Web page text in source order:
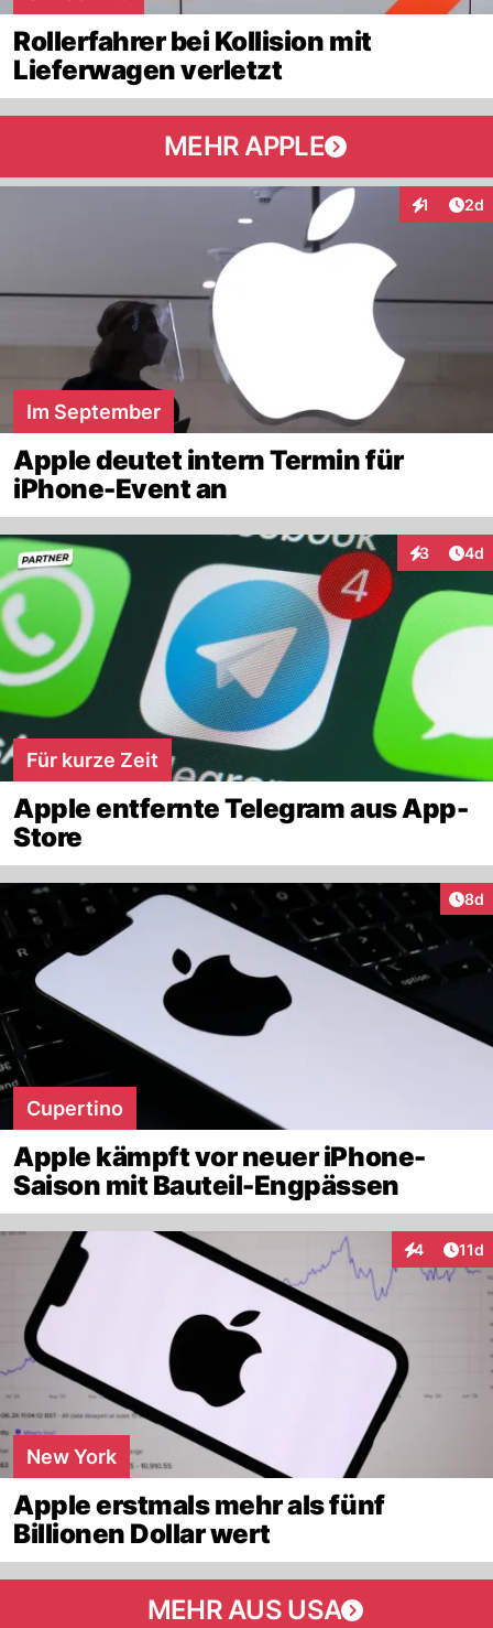
Rollerfahrer bei Kollision mit
Lieferwagen verletzt
MEHR APPLE
1 2d
Im September
Apple deutet intern Termin für
iPhone-Event an
3 4d
Für kurze Zeit
Apple entfernte Telegram aus App-
Store
8d
Cupertino
Apple kämpft vor neuer iPhone-
Saison mit Bauteil-Engpässen
4 11d
New York
Apple erstmals mehr als fünf
Billionen Dollar wert
MEHR AUS USA